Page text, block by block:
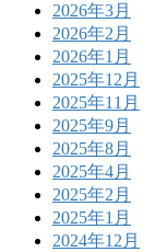
2026年3月
2026年2月
2026年1月
2025年12月
2025年11月
2025年9月
2025年8月
2025年4月
2025年2月
2025年1月
2024年12月